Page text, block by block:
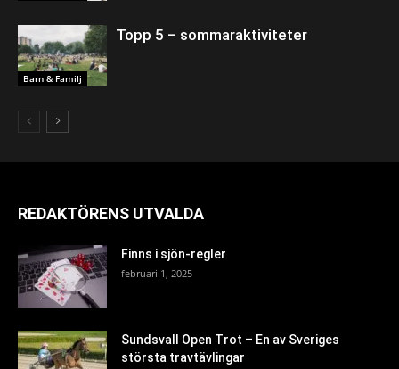
Barn & Familj
Topp 5 – sommaraktiviteter
REDAKTÖRENS UTVALDA
Finns i sjön-regler
februari 1, 2025
Sundsvall Open Trot – En av Sveriges
största travtävlingar